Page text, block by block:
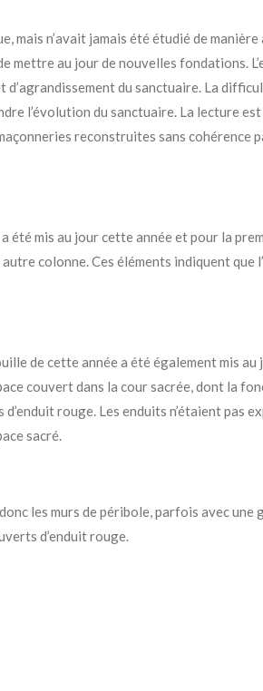
mais n’avait jamais été étudié de
mettre au jour de nouvelles fondations.
du sanctuaire. La
l’évolution du sanctuaire. La lecture
reconstruites sans
été mis au jour cette année et pour la
colonne. Ces éléments indiquent
de cette année a été également mis
couvert dans la cour sacrée, dont la
rouge. Les enduits n’étaient pas
sacré.
les murs de péribole, parfois avec
d’enduit rouge.